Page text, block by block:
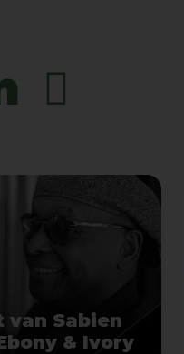
van Sabien
& Ivory